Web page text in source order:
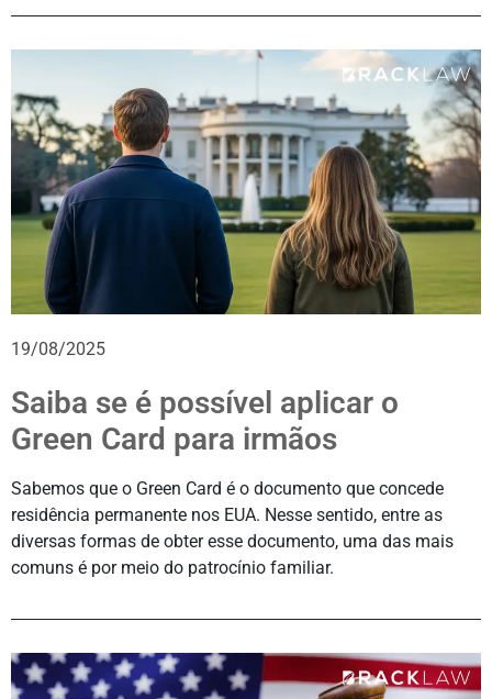
19/08/2025
Saiba se é possível aplicar o
Green Card para irmãos
Sabemos que o Green Card é o documento que concede
residência permanente nos EUA. Nesse sentido, entre as
diversas formas de obter esse documento, uma das mais
comuns é por meio do patrocínio familiar.